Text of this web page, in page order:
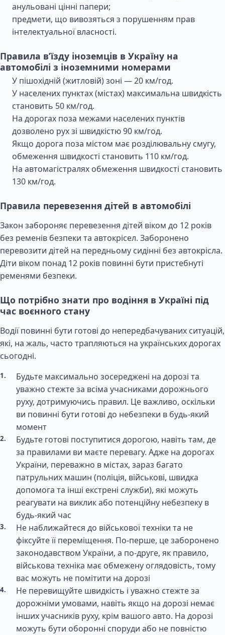
анульовані цінні папери;
предмети, що вивозяться з порушенням прав
інтелектуальної власності.
Правила в’їзду іноземців в Україну на
автомобілі з іноземними номерами
У пішохідній (житловій) зоні — 20 км/год.
У населених пунктах (містах) максимальна швидкість
становить 50 км/год.
На дорогах поза межами населених пунктів
дозволено рух зі швидкістю 90 км/год.
Якщо дорога поза містом має розділювальну смугу,
обмеження швидкості становить 110 км/год.
На автомагістралях обмеження швидкості становить
130 км/год.
Правила перевезення дітей в автомобілі
Закон забороняє перевезення дітей віком до 12 років
без ременів безпеки та автокрісел. Заборонено
перевозити дітей на передньому сидінні без автокрісла.
Діти віком понад 12 років повинні бути пристебнуті
ременями безпеки.
Що потрібно знати про водіння в Україні під
час воєнного стану
Водії повинні бути готові до непередбачуваних ситуацій,
які, на жаль, часто трапляються на українських дорогах
сьогодні.
Будьте максимально зосереджені на дорозі та
уважно стежте за всіма учасниками дорожнього
руху, дотримуючись правил. Це важливо, оскільки
ви повинні бути готові до небезпеки в будь-який
момент
Будьте готові поступитися дорогою, навіть там, де
за правилами ви маєте перевагу. Адже на дорогах
України, переважно в містах, зараз багато
патрульних машин (поліція, військові, швидка
допомога та інші екстрені служби), які можуть
реагувати на виклик або потенційну небезпеку в
будь-який час
Не наближайтеся до військової техніки та не
фіксуйте її переміщення. По-перше, це заборонено
законодавством України, а по-друге, як правило,
військова техніка має обмежену оглядовість, тому
вас можуть не помітити на дорозі
Не перевищуйте швидкість і уважно стежте за
дорожніми умовами, навіть якщо на дорозі немає
інших учасників руху, крім вашого авто. На дорозі
можуть бути оборонні споруди або не повністю